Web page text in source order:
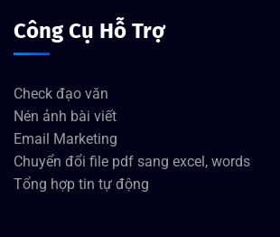
Công Cụ Hỗ Trợ
Check đạo văn
Nén ảnh bài viết
Email Marketing
Chuyển đổi file pdf sang excel, words
Tổng hợp tin tự động